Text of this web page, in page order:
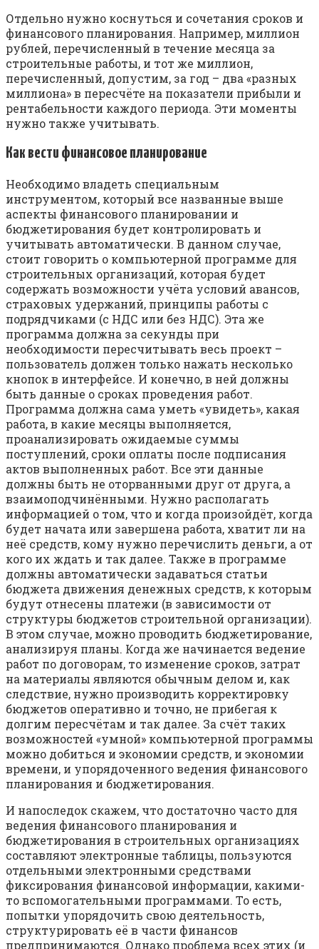
Отдельно нужно коснуться и сочетания сроков и
финансового планирования. Например, миллион
рублей, перечисленный в течение месяца за
строительные работы, и тот же миллион,
перечисленный, допустим, за год – два «разных
миллиона» в пересчёте на показатели прибыли и
рентабельности каждого периода. Эти моменты
нужно также учитывать.
Как вести финансовое планирование
Необходимо владеть специальным
инструментом, который все названные выше
аспекты финансового планировании и
бюджетирования будет контролировать и
учитывать автоматически. В данном случае,
стоит говорить о компьютерной программе для
строительных организаций, которая будет
содержать возможности учёта условий авансов,
страховых удержаний, принципы работы с
подрядчиками (с НДС или без НДС). Эта же
программа должна за секунды при
необходимости пересчитывать весь проект –
пользователь должен только нажать несколько
кнопок в интерфейсе. И конечно, в ней должны
быть данные о сроках проведения работ.
Программа должна сама уметь «увидеть», какая
работа, в какие месяцы выполняется,
проанализировать ожидаемые суммы
поступлений, сроки оплаты после подписания
актов выполненных работ. Все эти данные
должны быть не оторванными друг от друга, а
взаимоподчинёнными. Нужно располагать
информацией о том, что и когда произойдёт, когда
будет начата или завершена работа, хватит ли на
неё средств, кому нужно перечислить деньги, а от
кого их ждать и так далее. Также в программе
должны автоматически задаваться статьи
бюджета движения денежных средств, к которым
будут отнесены платежи (в зависимости от
структуры бюджетов строительной организации).
В этом случае, можно проводить бюджетирование,
анализируя планы. Когда же начинается ведение
работ по договорам, то изменение сроков, затрат
на материалы являются обычным делом и, как
следствие, нужно производить корректировку
бюджетов оперативно и точно, не прибегая к
долгим пересчётам и так далее. За счёт таких
возможностей «умной» компьютерной программы
можно добиться и экономии средств, и экономии
времени, и упорядоченного ведения финансового
планирования и бюджетирования.
И напоследок скажем, что достаточно часто для
ведения финансового планирования и
бюджетирования в строительных организациях
составляют электронные таблицы, пользуются
отдельными электронными средствами
фиксирования финансовой информации, какими-
то вспомогательными программами. То есть,
попытки упорядочить свою деятельность,
структурировать её в части финансов
предпринимаются. Однако проблема всех этих (и